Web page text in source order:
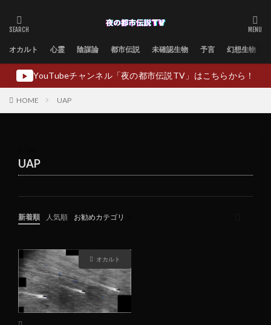
オカルト 心霊 陰謀論 都市伝説 未確認生物 予言 幻想生物
▶ YouTubeチャンネル「夜の都市伝説TV」はこちらから！
HOME UAP
UAP
新着順 人気順 お勧めカテゴリ
オカルト